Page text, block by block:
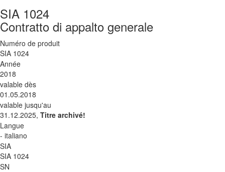
SIA 1024
Contratto di appalto generale
Numéro de produit
SIA 1024
Année
2018
valable dès
01.05.2018
valable jusqu'au
31.12.2025, Titre archivé!
Langue
- italiano
SIA
SIA 1024
SN